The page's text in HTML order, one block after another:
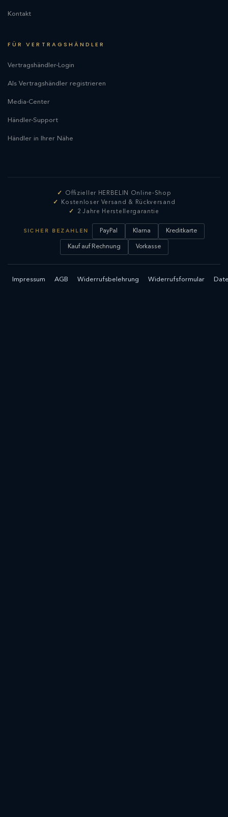
Kontakt
FÜR VERTRAGSHÄNDLER
Vertragshändler-Login
Als Vertragshändler registrieren
Media-Center
Händler-Support
Händler in Ihrer Nähe
Offizieller HERBELIN Online-Shop
Kostenloser Versand & Rückversand
2 Jahre Herstellergarantie
SICHER BEZAHLEN PayPal Klarna Kreditkarte
Kauf auf Rechnung Vorkasse
Impressum AGB Widerrufsbelehrung Widerrufsformular